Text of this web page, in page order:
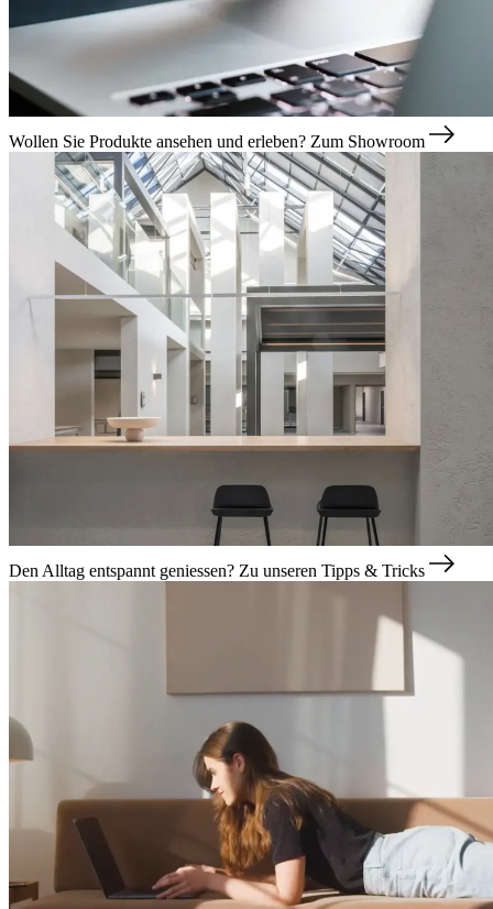
Wollen Sie Produkte ansehen und erleben? Zum Showroom
Den Alltag entspannt geniessen? Zu unseren Tipps & Tricks